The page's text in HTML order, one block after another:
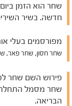
שחר הוא הזמן
חדשה. בשיר
מפורסמים בעלי
שחר חסון, שחר פאר,
פירוש השם שחר
שחר מסמל התחלה
הבריאה.